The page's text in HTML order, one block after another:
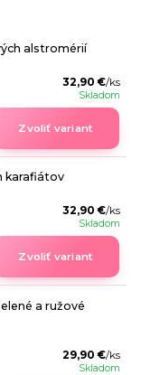
alstromérií
32,90 €/ks
Skladom
Zvoliť variant
karafiátov
32,90 €/ks
Skladom
Zvoliť variant
a ružové
29,90 €/ks
Skladom